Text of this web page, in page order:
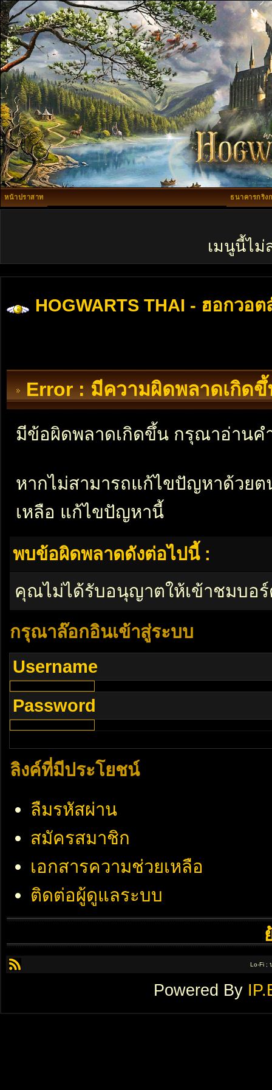
หน้าปราสาท ธนาคารกริง
เมนูนี้ไม่
HOGWARTS THAI - ฮอกวอต
Error : มีความผิดพลาดเกิดขึ้
มีข้อผิดพลาดเกิดขึ้น กรุณาอ่านค
หากไม่สามารถแก้ไขปัญหาด้วย
เหลือ แก้ไขปัญหานี้
พบข้อผิดพลาดดังต่อไปนี้ :
คุณไม่ได้รับอนุญาตให้เข้าชมบอ
กรุณาล๊อกอินเข้าสู่ระบบ
Username
Password
ลิงค์ที่มีประโยชน์
ลืมรหัสผ่าน
สมัครสมาชิก
เอกสารความช่วยเหลือ
ติดต่อผู้ดูแลระบบ
Lo-Fi ;
Powered By